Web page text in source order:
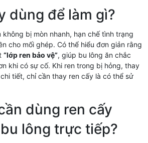
dùng để làm gì?
bị mòn nhanh, hạn chế tình trạng
cho mối ghép. Có thể hiểu đơn giản rằng
“lớp ren bảo vệ”, giúp bu lông ăn chắc
khi có sự cố. Khi ren trong bị hỏng, thay
tiết, chỉ cần thay ren cấy là có thể sử
dùng ren cấy
lông trực tiếp?